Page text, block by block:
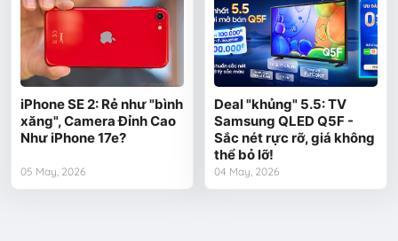
iPhone SE 2: Rẻ như "bình
xăng", Camera Đỉnh Cao
Như iPhone 17e?
05 May, 2026
Deal "khủng" 5.5: TV
Samsung QLED Q5F -
Sắc nét rực rỡ, giá không
thể bỏ lỡ!
04 May, 2026